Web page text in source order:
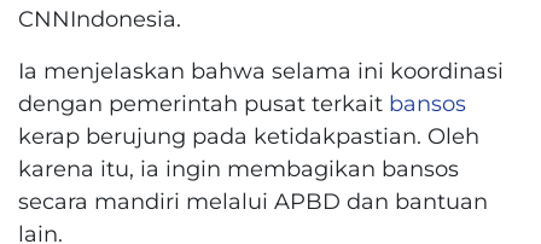
CNNIndonesia.
Ia menjelaskan bahwa selama ini koordinasi
dengan pemerintah pusat terkait bansos
kerap berujung pada ketidakpastian. Oleh
karena itu, ia ingin membagikan bansos
secara mandiri melalui APBD dan bantuan
lain.